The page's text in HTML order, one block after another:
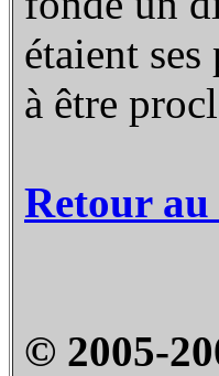
étaient
à être
Retour au
© 2005-